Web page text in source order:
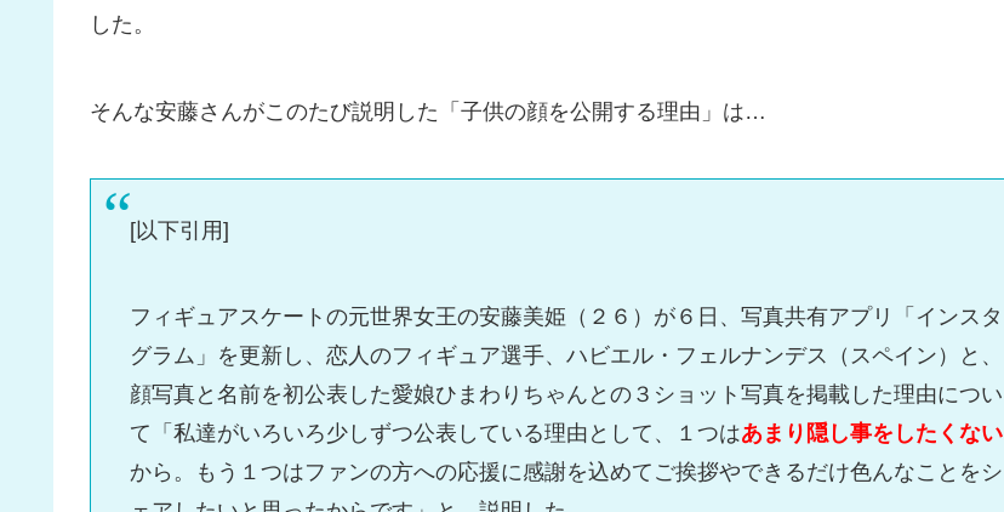
した。
そんな安藤さんがこのたび説明した「子供の顔を公開する理由」は…
[以下引用]
フィギュアスケートの元世界女王の安藤美姫（２６）が６日、写真共有アプリ「インスタ
グラム」を更新し、恋人のフィギュア選手、ハビエル・フェルナンデス（スペイン）と、
顔写真と名前を初公表した愛娘ひまわりちゃんとの３ショット写真を掲載した理由につい
て「私達がいろいろ少しずつ公表している理由として、１つはあまり隠し事をしたくない
から。もう１つはファンの方への応援に感謝を込めてご挨拶やできるだけ色んなことをシ